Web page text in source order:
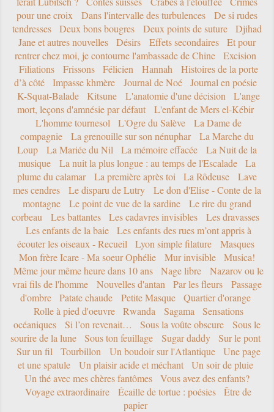
pour une croix
Dans l'intervalle des turbulences
De si rudes
tendresses
Deux bons bougres Deux points de suture
Djihad
Jane et autres nouvelles
Désirs Effets secondaires
Et pour
rentrer chez moi, je contourne l'ambassade de Chine
Excision
Filiations
Frissons Félicien Hannah
Histoires de la porte
d’à côté
Impasse khmère Journal de Noé
Journal en poésie
K-Squat-Balade
Kitsune L'anatomie d'une décision
L'ange
mort, leçons d'amnésie par défaut
L'enfant de Mers el-Kébir
L'homme tournesol
L'Ogre du Salève
La Dame de
compagnie
La grenouille sur son nénuphar
La Marche du
Loup
La Mariée du Nil La mémoire effacée
La Nuit de la
musique
La nuit la plus longue : au temps de l'Escalade
La
plume du calamar
La première après toi La Rôdeuse
Lave
mes cendres
Le disparu de Lutry
Le don d'Elise - Conte de la
montagne
Le point de vue de la sardine
Le rire du grand
corbeau
Les battantes Les cadavres invisibles
Les dravasses
Les enfants de la baie
Les enfants des rues m’ont appris à
écouter les oiseaux - Recueil
Lyon simple filature
Masques
Mon frère Icare - Ma soeur Ophélie
Mur invisible
Musica!
Même jour même heure dans 10 ans
Nage libre
Nazarov ou le
vrai fils de l'homme
Nouvelles d'antan Par les fleurs
Passage
d'ombre
Patate chaude Petite Masque
Quartier d'orange
Rolle à pied d'oeuvre
Rwanda Sagama
Sensations
océaniques
Si l’on revenait… Sous la voûte obscure
Sous le
sourire de la lune
Sous ton feuillage Sugar daddy
Sur le pont
Sur un fil
Tourbillon Un boudoir sur l'Atlantique
Une page
et une spatule
Un plaisir acide et méchant
Un soir de pluie
Un thé avec mes chères fantômes
Vous avez des enfants?
Voyage extraordinaire
Écaille de tortue : poésies
Être de
papier